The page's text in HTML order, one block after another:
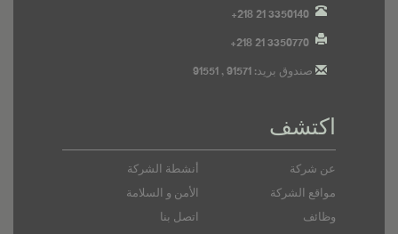
+218 21 3350140
+218 21 3350770
صندوق بريد: 91571 , 91551
اكتشف
عن شركة
أنشطة الشركة
مواقع الشركة
الأمن و السلامة
وظائف
اتصل بنا